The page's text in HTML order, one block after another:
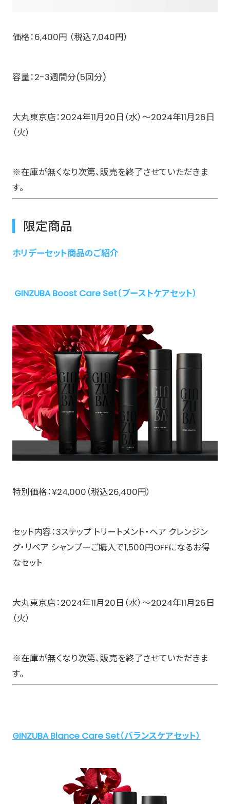
価格：6,400円 （税込7,040円）
容量：2-3週間分(5回分)
大丸東京店：2024年11月20日（水）〜2024年11月26日
（火）
※在庫が無くなり次第、販売を終了させていただきま
す。
限定商品
ホリデーセット商品のご紹介
GINZUBA Boost Care Set（ブーストケアセット）
特別価格：¥24,000（税込26,400円）
セット内容：3ステップ トリートメント・ヘア クレンジン
グ・リペア シャンプーご購入で1,500円OFFになるお得
なセット
大丸東京店：2024年11月20日（水）〜2024年11月26日
（火）
※在庫が無くなり次第、販売を終了させていただきま
す。
GINZUBA Blance Care Set（バランスケアセット）